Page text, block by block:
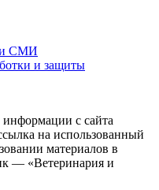
СМИ
и защиты
с сайта
на использованный
материалов в
— «Ветеринария и